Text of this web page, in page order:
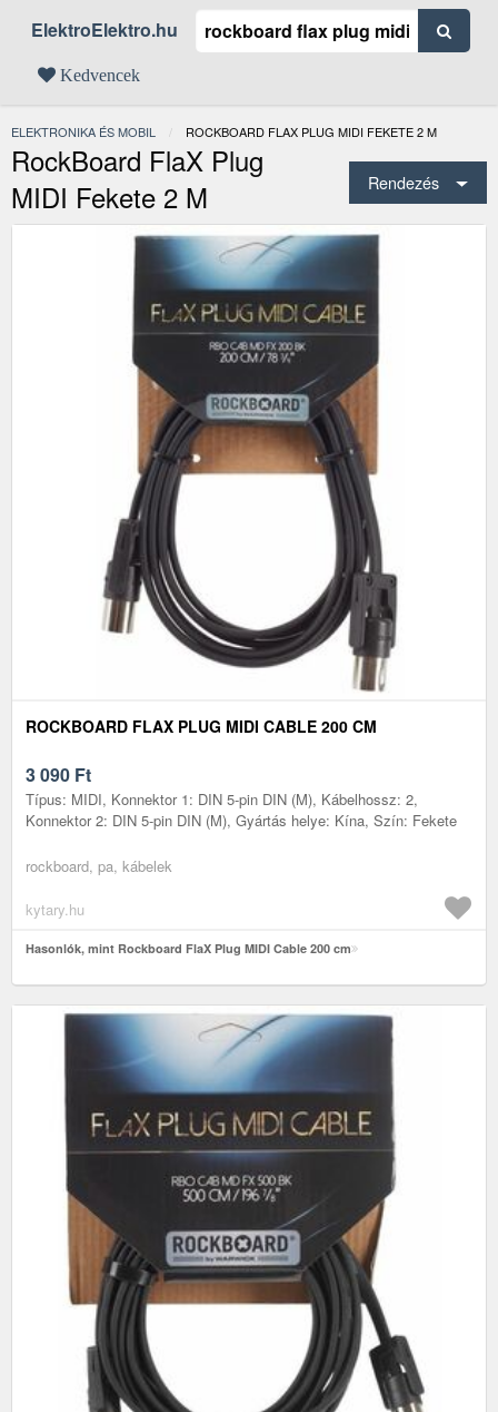
ElektroElektro.hu
Kedvencek
ELEKTRONIKA ÉS MOBIL JELENLEGI:
ROCKBOARD FLAX PLUG MIDI FEKETE 2 M
RockBoard FlaX Plug
MIDI Fekete 2 M
Rendezés
ROCKBOARD FLAX PLUG MIDI CABLE 200 CM
3 090 Ft
Típus: MIDI, Konnektor 1: DIN 5-pin DIN (M), Kábelhossz: 2,
Konnektor 2: DIN 5-pin DIN (M), Gyártás helye: Kína, Szín: Fekete
rockboard, pa, kábelek
kytary.hu
Hasonlók, mint Rockboard FlaX Plug MIDI Cable 200 cm